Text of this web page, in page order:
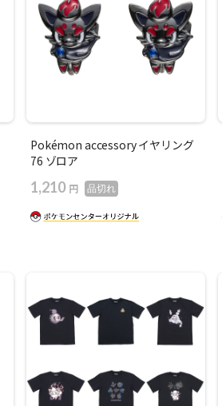
Pokémon accessory イヤリング
76 ゾロア
1,210 円 品切れ